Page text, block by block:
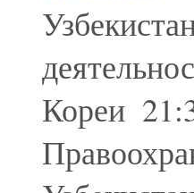
Кореи